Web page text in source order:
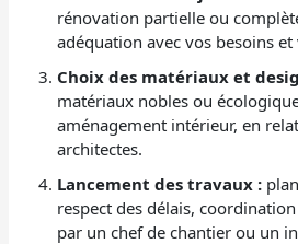
rénovation partielle ou
adéquation avec vos besoins
Choix des matériaux et
matériaux nobles ou
aménagement intérieur, en
architectes.
Lancement des travaux :
respect des délais,
par un chef de chantier ou un